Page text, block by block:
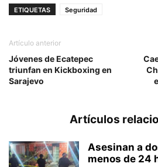
ETIQUETAS Seguridad
Artículo anterior
Jóvenes de Ecatepec
triunfan en Kickboxing en
Sarajevo
Artículos
Asesinan a
menos de 24